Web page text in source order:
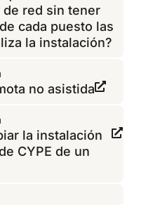
red sin tener
cada puesto las
la instalación?
no asistida
la instalación
CYPE de un